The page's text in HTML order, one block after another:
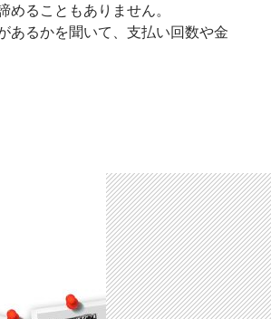
ることもありません。
あるかを聞いて、支払い回数や金